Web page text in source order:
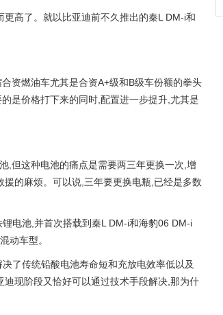
高了。就以比亚迪前不久推出的秦L DM-i和
资燃油车尤其是合资A+级和B级车份额的拳头
是价格打下来的同时,配置进一步提升,尤其是
,但这种电池的痛点是需要两三年更换一次,增
的麻烦。可以说,三年要更换电瓶,已经是多数
电池,并首次搭载到秦L DM-i和海豹06 DM-i
动车型。
了传统铅酸电池寿命短和充放电效率低以及
现阶段又恰好可以通过技术手段解决,那为什